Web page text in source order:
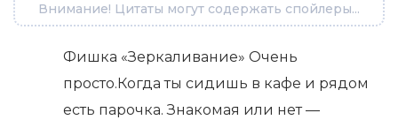
Внимание! Цитаты могут содержать спойлеры...
Фишка «Зеркаливание» Очень
просто.Когда ты сидишь в кафе и рядом
есть парочка. Знакомая или нет —